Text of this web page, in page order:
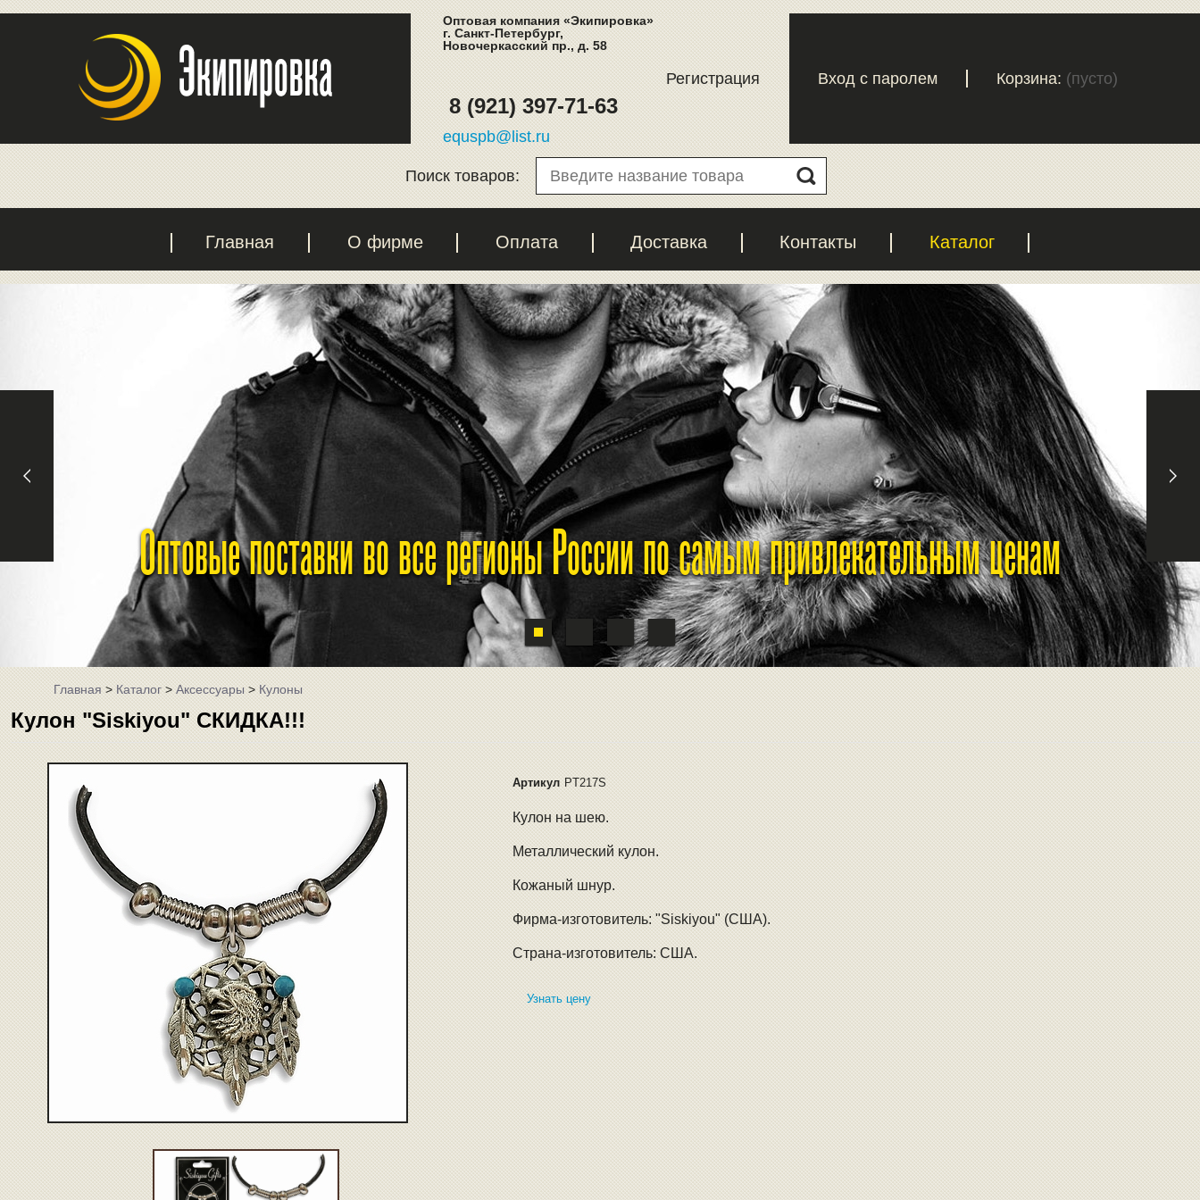
Оптовая компания «Экипировка»
г. Санкт-Петербург,
Новочеркасский пр., д. 58
8 (921) 397-71-63
equspb@list.ru
Регистрация Вход с паролем Корзина: (пусто)
Поиск товаров:
Главная О фирме Оплата Доставка Контакты Каталог
Оптовые поставки во все регионы России по самым привлекательным ценам
Главная>Каталог>Аксессуары>Кулоны
Кулон "Siskiyou" СКИДКА!!!
Артикул PT217S
Кулон на шею.
Металлический кулон.
Кожаный шнур.
Фирма-изготовитель: "Siskiyou" (США).
Страна-изготовитель: США.
Узнать цену